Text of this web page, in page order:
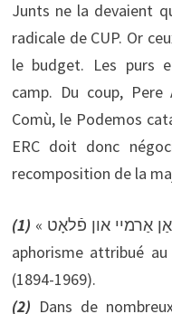
Junts ne la devaient
radicale de CUP. Or
le budget. Les purs
camp. Du coup, Pere
Comù, le Podemos
ERC doit donc
recomposition de la
(1) « אַ שפּראַך איז אַ דיאַלעקט מיט אַן אַרמיי און פֿלאָט »,
aphorisme attribué
(1894-1969).
(2) Dans de